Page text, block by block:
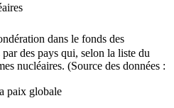
dans le fonds des
des pays qui, selon la liste du
nucléaires. (Source des données :
paix globale